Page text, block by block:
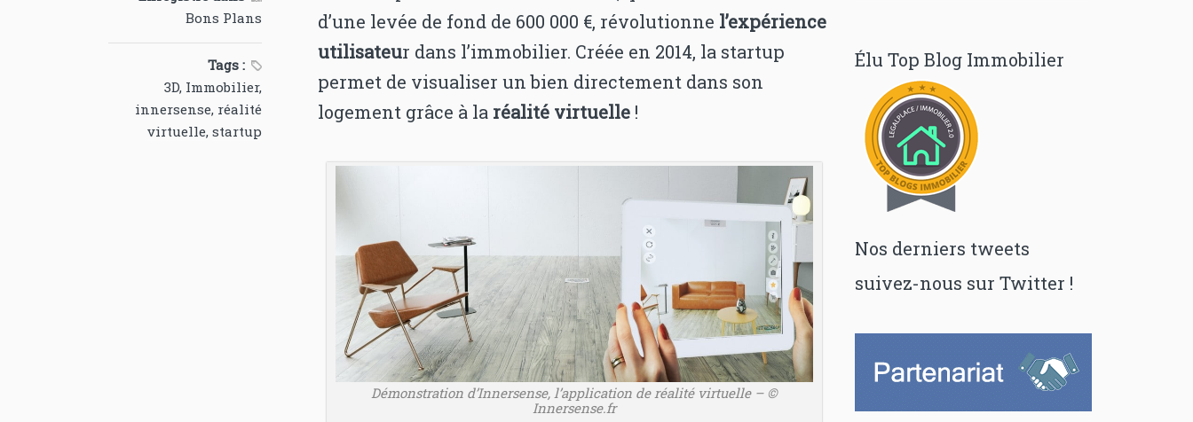
Bons Plans
Tags : 
3D, Immobilier,
innersense, réalité
virtuelle,startup
d’une levée de fond de 600 000 €, révolutionne l’expérience
utilisateur dans l’immobilier. Créée en 2014, la startup
permet de visualiser un bien directement dans son
logement grâce à la réalité virtuelle !
Démonstration d’Innersense, l’application de réalité virtuelle – ©
Innersense.fr
Élu Top Blog Immobilier
Nos derniers tweets
suivez-nous sur Twitter !